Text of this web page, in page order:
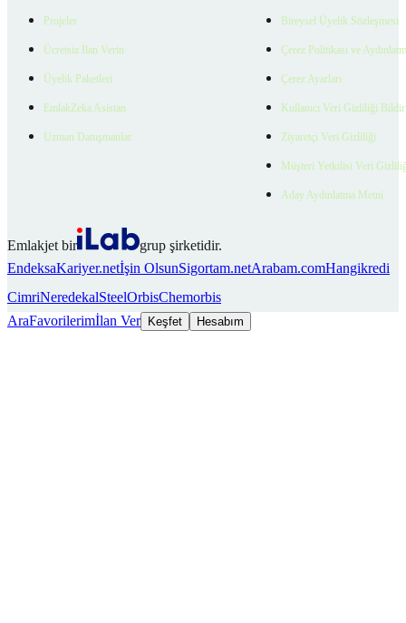
Projeler
Ücretsiz İlan Verin
Üyelik Paketleri
EmlakZeka Asistan
Uzman Danışmanlar
Bireysel Üyelik Sözleşmesi
Çerez Politikası ve
Çerez Ayarları
Kullanıcı Veri Gizliliği
Ziyaretçi Veri Gizliliği
Müşteri Yetkilisi Veri
Aday Aydınlatma Metni
Emlakjet bir
grup şirketidir.
EndeksaKariyer.netİşin OlsunSigortam.netArabam.comHangikredi
CimriNeredekalSteelOrbisChemorbis
AraFavorilerimİlan Ver Keşfet Hesabım